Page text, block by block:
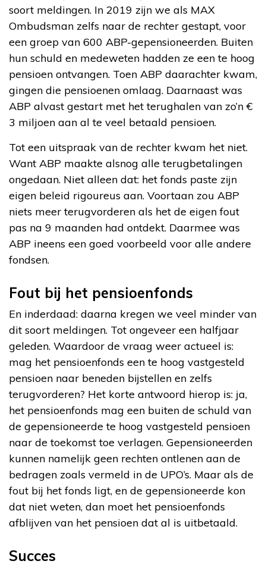
soort meldingen. In 2019 zijn we als MAX
Ombudsman zelfs naar de rechter gestapt, voor
een groep van 600 ABP-gepensioneerden. Buiten
hun schuld en medeweten hadden ze een te hoog
pensioen ontvangen. Toen ABP daarachter kwam,
gingen die pensioenen omlaag. Daarnaast was
ABP alvast gestart met het terughalen van zo’n €
3 miljoen aan al te veel betaald pensioen.
Tot een uitspraak van de rechter kwam het niet.
Want ABP maakte alsnog alle terugbetalingen
ongedaan. Niet alleen dat: het fonds paste zijn
eigen beleid rigoureus aan. Voortaan zou ABP
niets meer terugvorderen als het de eigen fout
pas na 9 maanden had ontdekt. Daarmee was
ABP ineens een goed voorbeeld voor alle andere
fondsen.
Fout bij het pensioenfonds
En inderdaad: daarna kregen we veel minder van
dit soort meldingen. Tot ongeveer een halfjaar
geleden. Waardoor de vraag weer actueel is:
mag het pensioenfonds een te hoog vastgesteld
pensioen naar beneden bijstellen en zelfs
terugvorderen? Het korte antwoord hierop is: ja,
het pensioenfonds mag een buiten de schuld van
de gepensioneerde te hoog vastgesteld pensioen
naar de toekomst toe verlagen. Gepensioneerden
kunnen namelijk geen rechten ontlenen aan de
bedragen zoals vermeld in de UPO’s. Maar als de
fout bij het fonds ligt, en de gepensioneerde kon
dat niet weten, dan moet het pensioenfonds
afblijven van het pensioen dat al is uitbetaald.
Succes